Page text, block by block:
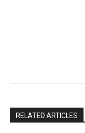
RELATED ARTICLES